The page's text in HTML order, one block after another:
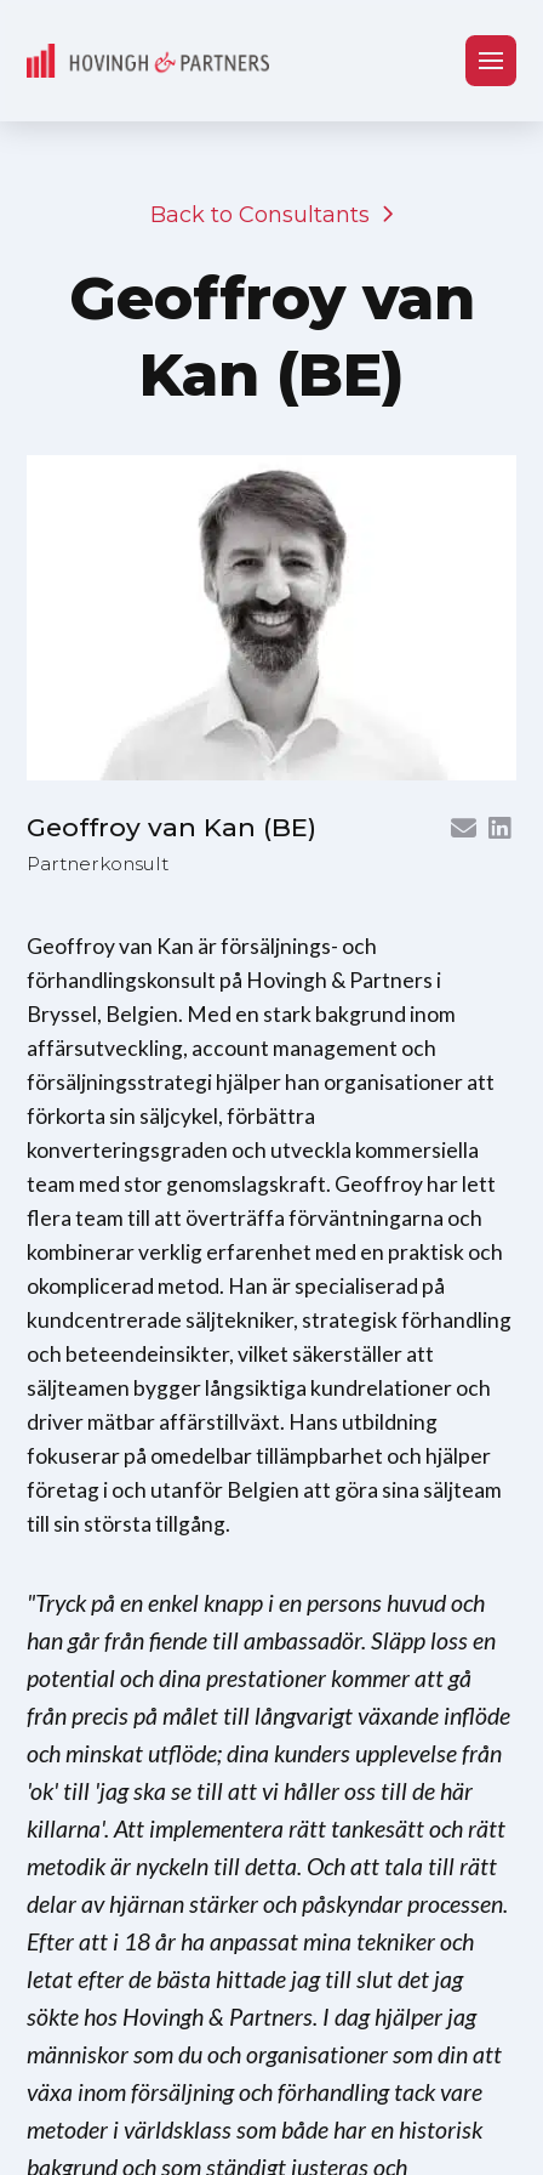
Back to Consultants
Geoffroy van
Kan (BE)
Geoffroy van Kan (BE)
Partnerkonsult
Geoffroy van Kan är försäljnings- och
förhandlingskonsult på Hovingh & Partners i
Bryssel, Belgien. Med en stark bakgrund inom
affärsutveckling, account management och
försäljningsstrategi hjälper han organisationer att
förkorta sin säljcykel, förbättra
konverteringsgraden och utveckla kommersiella
team med stor genomslagskraft. Geoffroy har lett
flera team till att överträffa förväntningarna och
kombinerar verklig erfarenhet med en praktisk och
okomplicerad metod. Han är specialiserad på
kundcentrerade säljtekniker, strategisk förhandling
och beteendeinsikter, vilket säkerställer att
säljteamen bygger långsiktiga kundrelationer och
driver mätbar affärstillväxt. Hans utbildning
fokuserar på omedelbar tillämpbarhet och hjälper
företag i och utanför Belgien att göra sina säljteam
till sin största tillgång.
"Tryck på en enkel knapp i en persons huvud och
han går från fiende till ambassadör. Släpp loss en
potential och dina prestationer kommer att gå
från precis på målet till långvarigt växande inflöde
och minskat utflöde; dina kunders upplevelse från
'ok' till 'jag ska se till att vi håller oss till de här
killarna'. Att implementera rätt tankesätt och rätt
metodik är nyckeln till detta. Och att tala till rätt
delar av hjärnan stärker och påskyndar processen.
Efter att i 18 år ha anpassat mina tekniker och
letat efter de bästa hittade jag till slut det jag
sökte hos Hovingh & Partners. I dag hjälper jag
människor som du och organisationer som din att
växa inom försäljning och förhandling tack vare
metoder i världsklass som både har en historisk
bakgrund och som ständigt justeras och